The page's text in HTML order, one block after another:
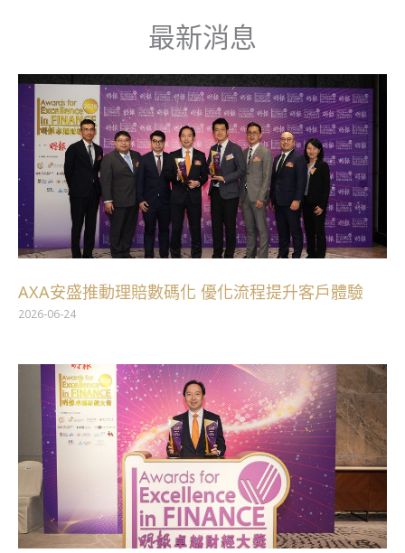
最新消息
AXA安盛推動理賠數碼化 優化流程提升客戶體驗
2026-06-24
頁
面
頁
面
頁
面
頁
面
頁
面